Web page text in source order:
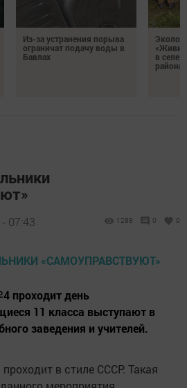
Из-за устранения порыва
ограничат подачу воды в
Бавлах
«Живи,
в селе
района
07:43 1288 0 0
проходит день
11 класса выступают в
заведения и учителей.
в стиле СССР. Такая